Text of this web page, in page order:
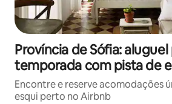
Província de Sófia:
temporada com pista de
Encontre e reserve acomodações
esqui perto no Airbnb